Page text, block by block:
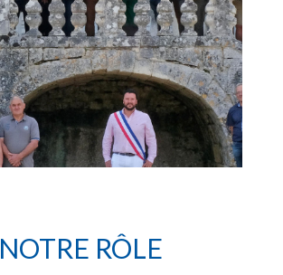
NOTRE RÔLE